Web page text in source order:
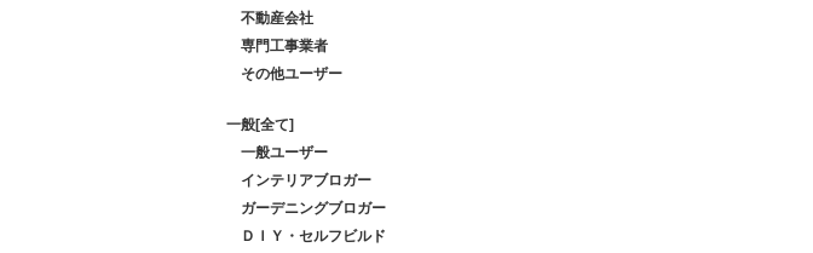
不動産会社
専門工事業者
その他ユーザー
一般[全て]
一般ユーザー
インテリアブロガー
ガーデニングブロガー
ＤＩＹ・セルフビルド